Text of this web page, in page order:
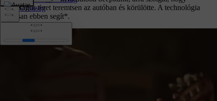
Örökség
biztonságos teret teremtsen az autóban és körülötte. A technológia
pontosan ebben segít*.